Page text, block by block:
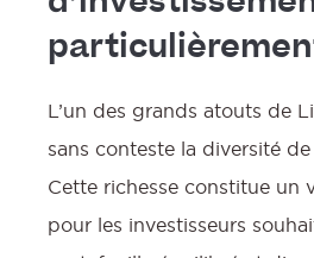
L’un des grands atouts de
sans conteste la diversité de
Cette richesse constitue un
pour les investisseurs